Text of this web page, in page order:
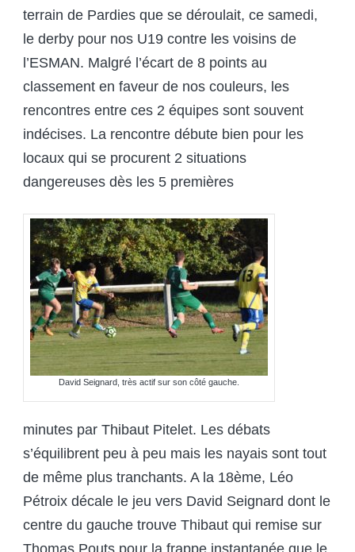
terrain de Pardies que se déroulait, ce samedi,
le derby pour nos U19 contre les voisins de
l’ESMAN. Malgré l’écart de 8 points au
classement en faveur de nos couleurs, les
rencontres entre ces 2 équipes sont souvent
indécises. La rencontre débute bien pour les
locaux qui se procurent 2 situations
dangereuses dès les 5 premières
David Seignard, très actif sur son côté gauche.
minutes par Thibaut Pitelet. Les débats
s’équilibrent peu à peu mais les nayais sont tout
de même plus tranchants. A la 18ème, Léo
Pétroix décale le jeu vers David Seignard dont le
centre du gauche trouve Thibaut qui remise sur
Thomas Pouts pour la frappe instantanée que le